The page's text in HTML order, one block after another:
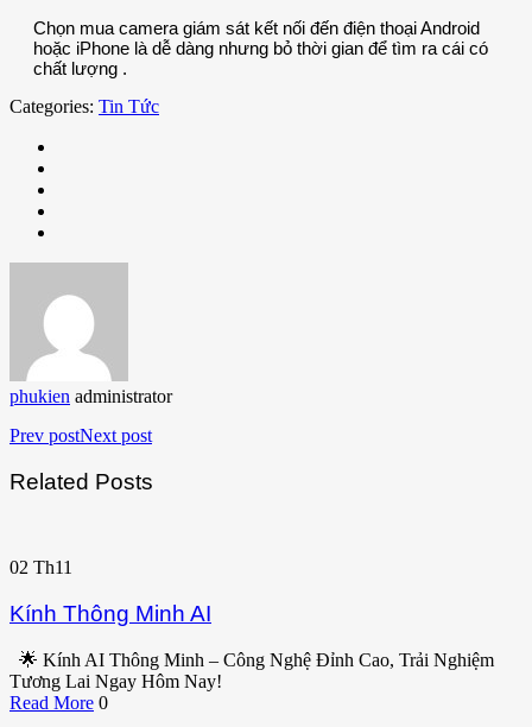
Chọn mua camera giám sát kết nối đến điện thoại Android
hoặc iPhone là dễ dàng nhưng bỏ thời gian để tìm ra cái có
chất lượng .
Categories: Tin Tức
phukien administrator
Prev postNext post
Related Posts
02 Th11
Kính Thông Minh AI
🌟 Kính AI Thông Minh – Công Nghệ Đỉnh Cao, Trải Nghiệm
Tương Lai Ngay Hôm Nay!
Read More 0